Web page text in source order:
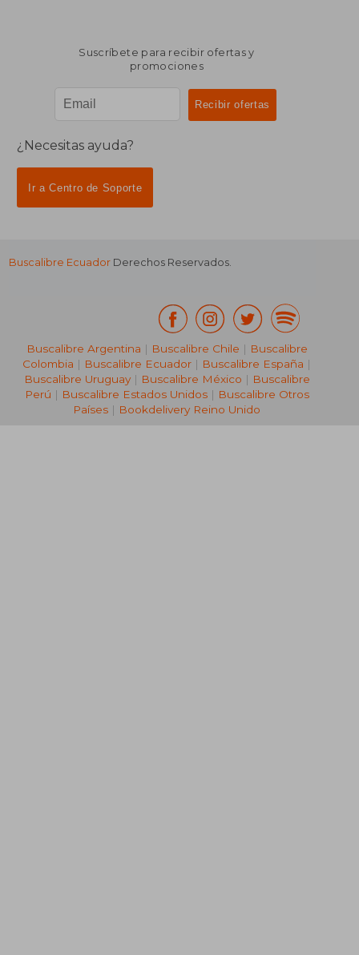
Suscríbete para recibir ofertas y
promociones
¿Necesitas ayuda?
Ir a Centro de Soporte
Buscalibre Ecuador Derechos Reservados.
Buscalibre Argentina | Buscalibre Chile | Buscalibre
Colombia | Buscalibre Ecuador | Buscalibre España |
Buscalibre Uruguay| Buscalibre México | Buscalibre
Perú | Buscalibre Estados Unidos| Buscalibre Otros
Países | Bookdelivery Reino Unido